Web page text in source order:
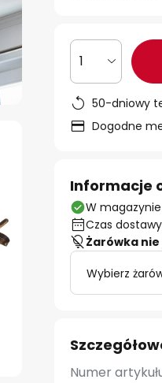
1
50-dniowy
Dogodne
Informacje
W magazynie
Czas
Żarówka
Wybierz
Numer